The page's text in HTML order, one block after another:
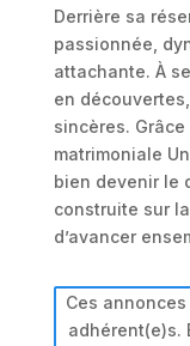
Derrière sa
passionnée,
attachante. À
en
sincères. Grâce
matrimoniale
bien devenir le
construite sur
d’avancer
Ces
adhérent(e)s.